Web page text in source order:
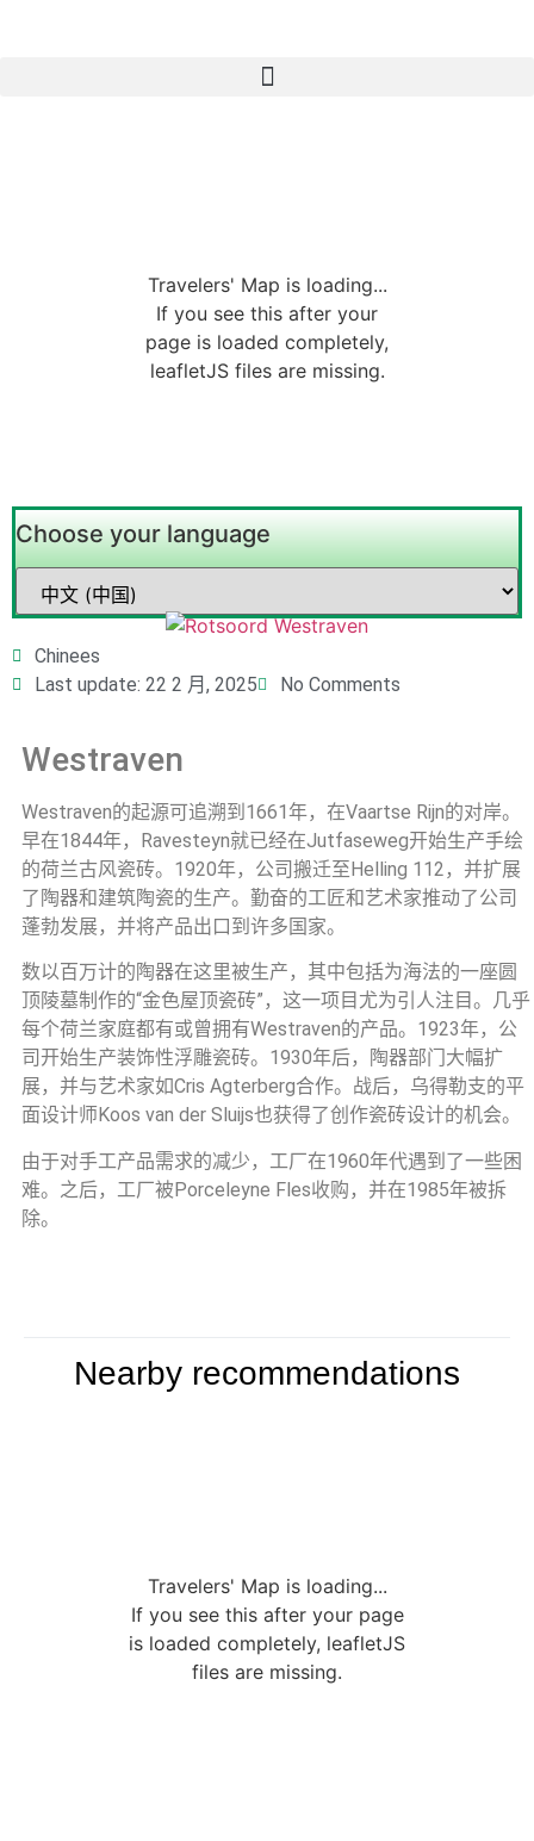
Travelers' Map is loading...
If you see this after your
page is loaded completely,
leafletJS files are missing.
Choose your language
Chinees
Last update: 22 2 月, 2025
No Comments
Westraven
Westraven的起源可追溯到1661年，在Vaartse Rijn的对岸。
早在1844年，Ravesteyn就已经在Jutfaseweg开始生产手绘
的荷兰古风瓷砖。1920年，公司搬迁至Helling 112，并扩展
了陶器和建筑陶瓷的生产。勤奋的工匠和艺术家推动了公司
蓬勃发展，并将产品出口到许多国家。
数以百万计的陶器在这里被生产，其中包括为海法的一座圆
顶陵墓制作的“金色屋顶瓷砖”，这一项目尤为引人注目。几乎
每个荷兰家庭都有或曾拥有Westraven的产品。1923年，公
司开始生产装饰性浮雕瓷砖。1930年后，陶器部门大幅扩
展，并与艺术家如Cris Agterberg合作。战后，乌得勒支的平
面设计师Koos van der Sluijs也获得了创作瓷砖设计的机会。
由于对手工产品需求的减少，工厂在1960年代遇到了一些困
难。之后，工厂被Porceleyne Fles收购，并在1985年被拆
除。
Nearby recommendations
Travelers' Map is loading...
If you see this after your page
is loaded completely, leafletJS
files are missing.